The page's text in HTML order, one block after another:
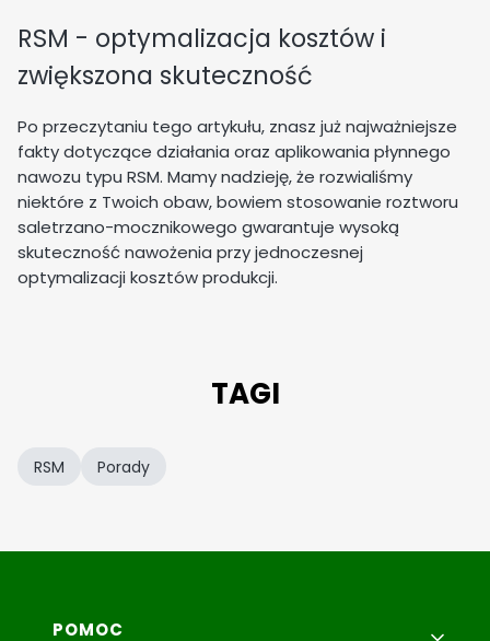
RSM - optymalizacja kosztów i
zwiększona skuteczność
Po przeczytaniu tego artykułu, znasz już najważniejsze
fakty dotyczące działania oraz aplikowania płynnego
nawozu typu RSM. Mamy nadzieję, że rozwialiśmy
niektóre z Twoich obaw, bowiem stosowanie roztworu
saletrzano-mocznikowego gwarantuje wysoką
skuteczność nawożenia przy jednoczesnej
optymalizacji kosztów produkcji.
TAGI
RSM Porady
Linki w stopce
POMOC